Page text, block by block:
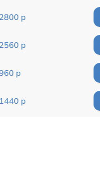
2800 р
2560 р
р
1440 р